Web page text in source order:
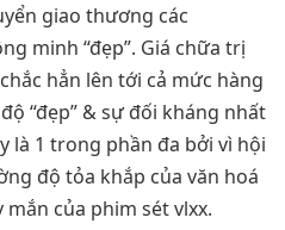
giao thương các
minh “đẹp”. Giá chữa trị
hẳn lên tới cả mức hàng
“đẹp” & sự đối kháng nhất
là 1 trong phần đa bởi vì hội
độ tỏa khắp của văn hoá
của phim sét vlxx.